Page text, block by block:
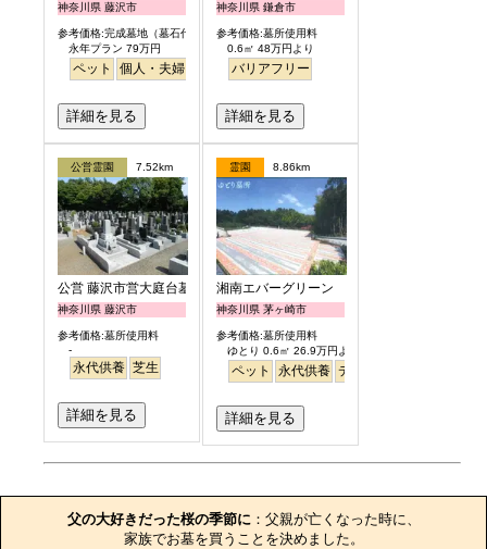
神奈川県 藤沢市
参考価格:完成墓地（墓石代含）
永年プラン 79万円
ペット 個人・夫婦 永代供養 樹木葬 公園墓地
詳細を見る
神奈川県 鎌倉市
参考価格:墓所使用料
0.6㎡ 48万円より
バリアフリー
詳細を見る
公営霊園 7.52km
公営 藤沢市営大庭台墓園
神奈川県 藤沢市
参考価格:墓所使用料
-
永代供養 芝生
詳細を見る
霊園 8.86km
湘南エバーグリーン
神奈川県 茅ヶ崎市
参考価格:墓所使用料
ゆとり 0.6㎡ 26.9万円より
ペット 永代供養 デザイン
詳細を見る
父の大好きだった桜の季節に：父親が亡くなった時に、
家族でお墓を買うことを決めました。